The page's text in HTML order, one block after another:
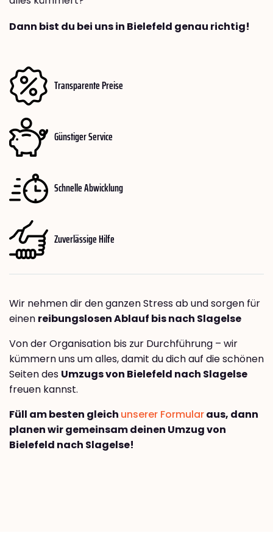
Dann bist du bei uns in Bielefeld genau richtig!
Transparente Preise
Günstiger Service
Schnelle Abwicklung
Zuverlässige Hilfe
Wir nehmen dir den ganzen Stress ab und sorgen für
einen reibungslosen Ablauf bis nach Slagelse
Von der Organisation bis zur Durchführung – wir
kümmern uns um alles, damit du dich auf die schönen
Seiten des Umzugs von Bielefeld nach Slagelse
freuen kannst.
Füll am besten gleich unserer Formularaus, dann
planen wir gemeinsam deinen Umzug von
Bielefeld nach Slagelse!